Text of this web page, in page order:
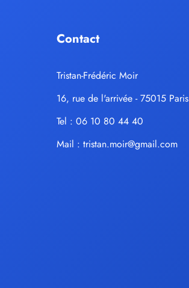
Contact
Tristan-Frédéric Moir
16, rue de l'arrivée - 75015 Paris
Tel : 06 10 80 44 40
Mail :tristan.moir@gmail.com